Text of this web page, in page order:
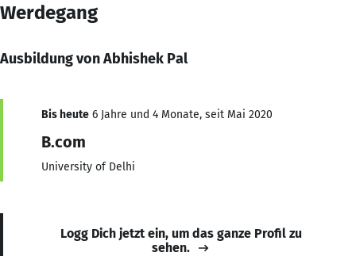
Werdegang
Ausbildung von Abhishek Pal
Bis heute 6 Jahre und 4 Monate, seit Mai 2020
B.com
University of Delhi
Logg Dich jetzt ein, um das ganze Profil zu
sehen.